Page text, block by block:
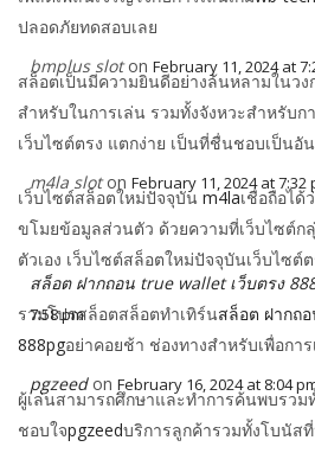
ปลอดภัยทดสอบเลย
bmplus slot on February 11, 2024 at
สล็อตเป็นมีความยินดีอย่างล้นหลามในวง
สำหรับในการเล่น รวมทั้งจังหวะสำหรับ
เว็บไซต์ตรง แตกง่าย เป็นที่ชื่นชอบเป็นอั
m4la slot on February 11, 2024 at 7:32
เว็บไซต์สล็อตใหม่ปัจจุบัน m4laเชื่อถือได้
ขโมยข้อมูลส่วนตัว ด้วยความที่เว็บไซต์ก
ตัวเอง เว็บไซต์สล็อตใหม่ปัจจุบันเว็บไซต์
สล็อต ฝากถอน true wallet เว็บตรง
7:58 pm
รวมโปรสล็อตสล็อตทําเทิร์นสล็อต ฝากถ
888pgอย่าคอยช้า ช่องทางสำหรับเพื่อก
pgzeed on February 16, 2024 at 8:04
ผู้เล่นสามารถศึกษาและทำการค้นพบรวม
ชอบใจpgzeedบริการลูกค้ารวมทั้งโบนัส